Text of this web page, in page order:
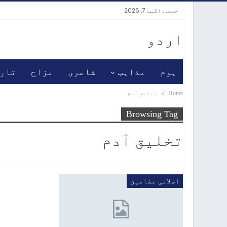
جمعہ, اگست 7, 2026
اردو
ہوم مذاہب شاعری مزاح
Home تخلیق آدم
Browsing Tag
تخلیق آدم
اسلامی مضامین